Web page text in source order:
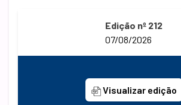
Edição nº 212
07/08/2026
Visualizar edição